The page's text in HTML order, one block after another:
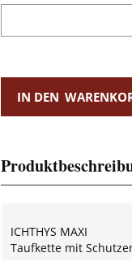
IN DEN
ICHTHYS MAXI
Taufkette mit